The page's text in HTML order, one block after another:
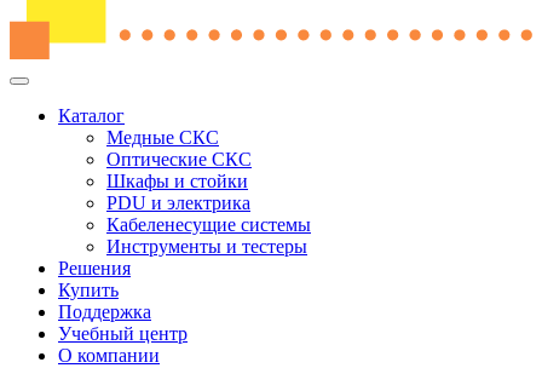
Каталог
Медные СКС
Оптические СКС
Шкафы и стойки
PDU и электрика
Кабеленесущие системы
Инструменты и тестеры
Решения
Купить
Поддержка
Учебный центр
О компании